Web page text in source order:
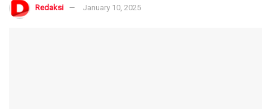
Redaksi January 10, 2025